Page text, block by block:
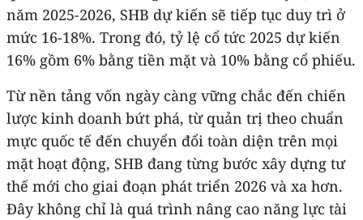
năm 2025-2026, SHB dự kiến sẽ tiếp tục duy trì ở
mức 16-18%. Trong đó, tỷ lệ cổ tức 2025 dự kiến
16% gồm 6% bằng tiền mặt và 10% bằng cổ phiếu.
Từ nền tảng vốn ngày càng vững chắc đến chiến
lược kinh doanh bứt phá, từ quản trị theo chuẩn
mực quốc tế đến chuyển đổi toàn diện trên mọi
mặt hoạt động, SHB đang từng bước xây dựng tư
thế mới cho giai đoạn phát triển 2026 và xa hơn.
Đây không chỉ là quá trình nâng cao năng lực tài